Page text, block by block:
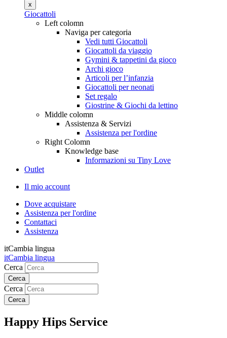
x
Giocattoli
Left colomn
Naviga per categoria
Vedi tutti Giocattoli
Giocattoli da viaggio
Gymini & tappetini da gioco
Archi gioco
Articoli per l’infanzia
Giocattoli per neonati
Set regalo
Giostrine & Giochi da lettino
Middle colomn
Assistenza & Servizi
Assistenza per l'ordine
Right Colomn
Knowledge base
Informazioni su Tiny Love
Outlet
Il mio account
Dove acquistare
Assistenza per l'ordine
Contattaci
Assistenza
itCambia lingua
itCambia lingua
Cerca
Cerca
Happy Hips Service